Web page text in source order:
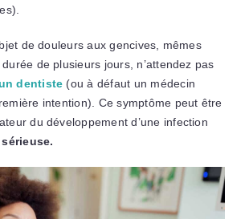
de douleurs aux gencives, mêmes
de plusieurs jours, n’attendez pas
dentiste (ou à défaut un médecin
intention). Ce symptôme peut être
du développement d’une infection